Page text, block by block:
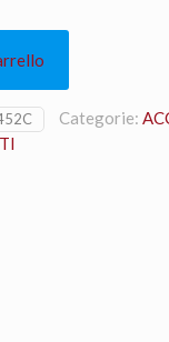
€.
Categorie: